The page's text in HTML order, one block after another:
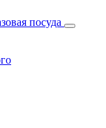
посуда